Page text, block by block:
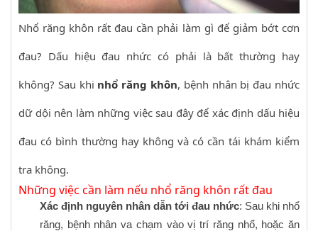
Nhổ răng khôn rất đau cần phải làm gì để giảm bớt cơn
đau? Dấu hiệu đau nhức có phải là bất thường hay
không? Sau khi nhổ răng khôn, bệnh nhân bị đau nhức
dữ dội nên làm những việc sau đây để xác định dấu hiệu
đau có bình thường hay không và có cần tái khám kiểm
tra không.
Những việc cần làm nếu nhổ răng khôn rất đau
Xác định nguyên nhân dẫn tới đau nhức: Sau khi nhổ
răng, bệnh nhân va chạm vào vị trí răng nhổ, hoặc ăn